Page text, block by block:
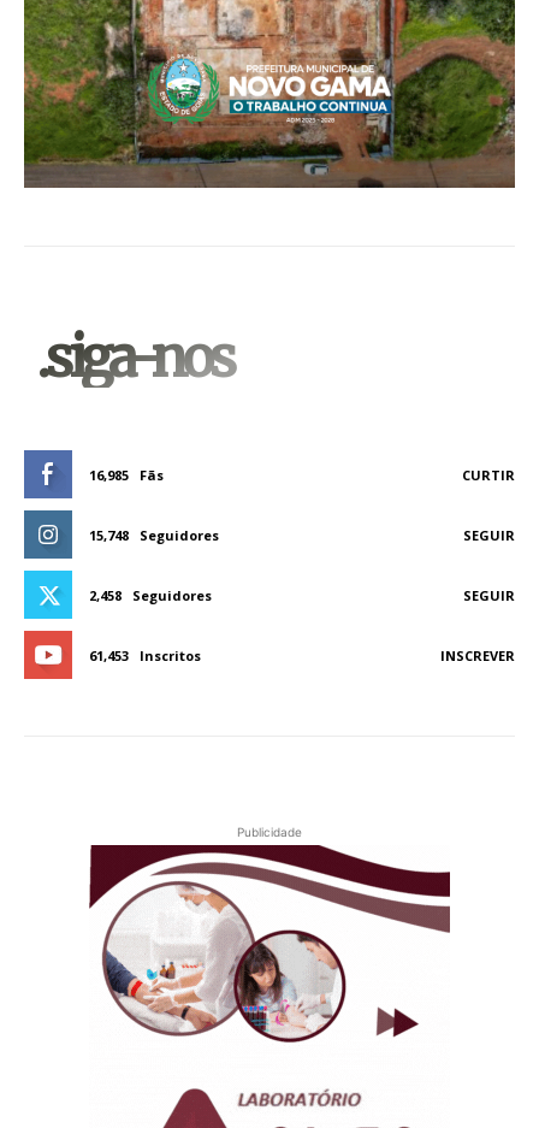
.siga-nos
16,985 Fãs CURTIR
15,748 Seguidores SEGUIR
2,458 Seguidores SEGUIR
61,453 Inscritos INSCREVER
Publicidade